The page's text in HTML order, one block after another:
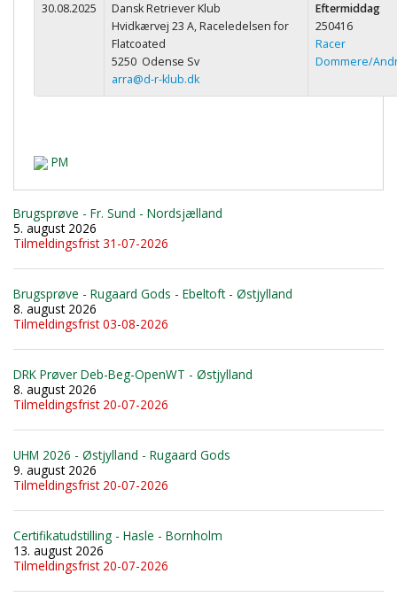
30.08.2025
Dansk Retriever Klub
Hvidkærvej 23 A, Raceledelsen for
Flatcoated
5250 Odense Sv
arra@d-r-klub.dk
Eftermiddag
250416
Racer
Dommere/
PM
Brugsprøve - Fr. Sund - Nordsjælland
5. august 2026
Tilmeldingsfrist 31-07-2026
Brugsprøve - Rugaard Gods - Ebeltoft - Østjylland
8. august 2026
Tilmeldingsfrist 03-08-2026
DRK Prøver Deb-Beg-OpenWT - Østjylland
8. august 2026
Tilmeldingsfrist 20-07-2026
UHM 2026 - Østjylland - Rugaard Gods
9. august 2026
Tilmeldingsfrist 20-07-2026
Certifikatudstilling - Hasle - Bornholm
13. august 2026
Tilmeldingsfrist 20-07-2026